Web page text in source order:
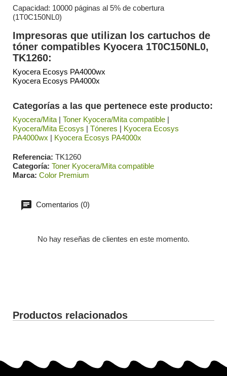
Capacidad: 10000 páginas al 5% de cobertura
(1T0C150NL0)
Impresoras que utilizan los cartuchos de
tóner compatibles Kyocera 1T0C150NL0,
TK1260:
Kyocera Ecosys PA4000wx
Kyocera Ecosys PA4000x
Categorías a las que pertenece este producto:
Kyocera/Mita | Toner Kyocera/Mita compatible |
Kyocera/Mita Ecosys | Tóneres | Kyocera Ecosys
PA4000wx | Kyocera Ecosys PA4000x
Referencia TK1260
Categoría Toner Kyocera/Mita compatible
Marca Color Premium
Comentarios (0)
No hay reseñas de clientes en este momento.
Productos relacionados